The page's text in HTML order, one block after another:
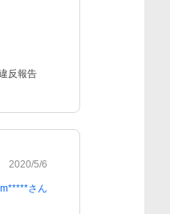
反報告
2020/5/6
さん